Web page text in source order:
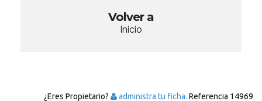
Volver a
Inicio
¿Eres Propietario? administra tu ficha. Referencia 14969